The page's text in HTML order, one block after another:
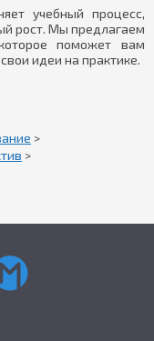
учебный процесс,
рост. Мы предлагаем
поможет вам
идеи на практике.
>
>